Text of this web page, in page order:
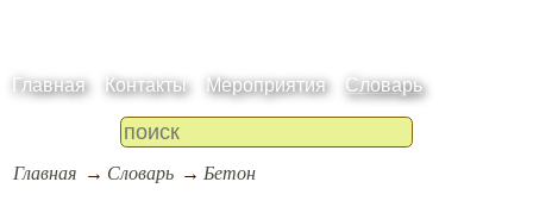
Главная Контакты Мероприятия Словарь
Главная Словарь Бетон